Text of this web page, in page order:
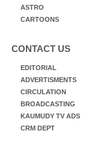
ASTRO
CARTOONS
CONTACT US
EDITORIAL
ADVERTISMENTS
CIRCULATION
BROADCASTING
KAUMUDY TV ADS
CRM DEPT